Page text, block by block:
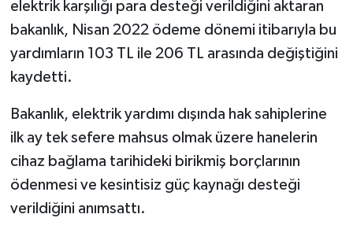
elektrik karşılığı para desteği verildiğini aktaran
bakanlık, Nisan 2022 ödeme dönemi itibarıyla bu
yardımların 103 TL ile 206 TL arasında değiştiğini
kaydetti.
Bakanlık, elektrik yardımı dışında hak sahiplerine
ilk ay tek sefere mahsus olmak üzere hanelerin
cihaz bağlama tarihideki birikmiş borçlarının
ödenmesi ve kesintisiz güç kaynağı desteği
verildiğini anımsattı.